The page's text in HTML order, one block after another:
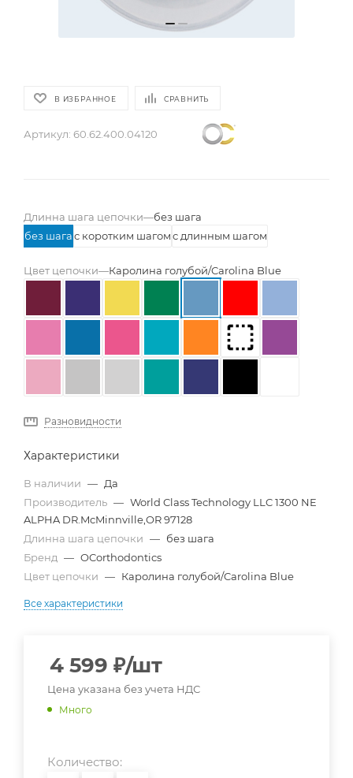
В ИЗБРАННОЕ СРАВНИТЬ
Артикул: 60.62.400.04120
Длинна шага цепочки—без шага
без шагас коротким шагомс длинным шагом
Цвет цепочки—Каролина голубой/Carolina Blue
Разновидности
Характеристики
В наличии — Да
Производитель — World Class Technology LLC 1300 NE
ALPHA DR.McMinnville,OR 97128
Длинна шага цепочки — без шага
Бренд — OCorthodontics
Цвет цепочки — Каролина голубой/Carolina Blue
Все характеристики
4 599 ₽/шт
Цена указана без учета НДС
Много
Количество: